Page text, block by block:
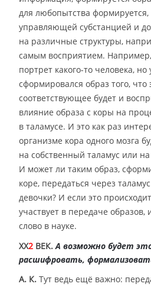
для любопытства формируется,
управляющей субстанцией и
на различные структуры,
самым восприятием.
портрет какого-то человека,
сформировался образ того, что
соответствующее будет и
влияние образа с коры на
в таламусе. И это как раз
организме кора одного мозга
на собственный таламус или
И может ли таким образ,
коре, передаться через
девочки? И если это
участвует в передаче
слово в науке.
XX2 ВЕК. А возможно будет
расшифровать,
А. К. Тут ведь ещё важно: